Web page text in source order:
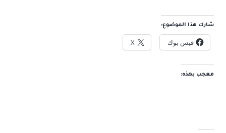
شارك هذا الموضوع:
فيس بوك X
معجب بهذه: